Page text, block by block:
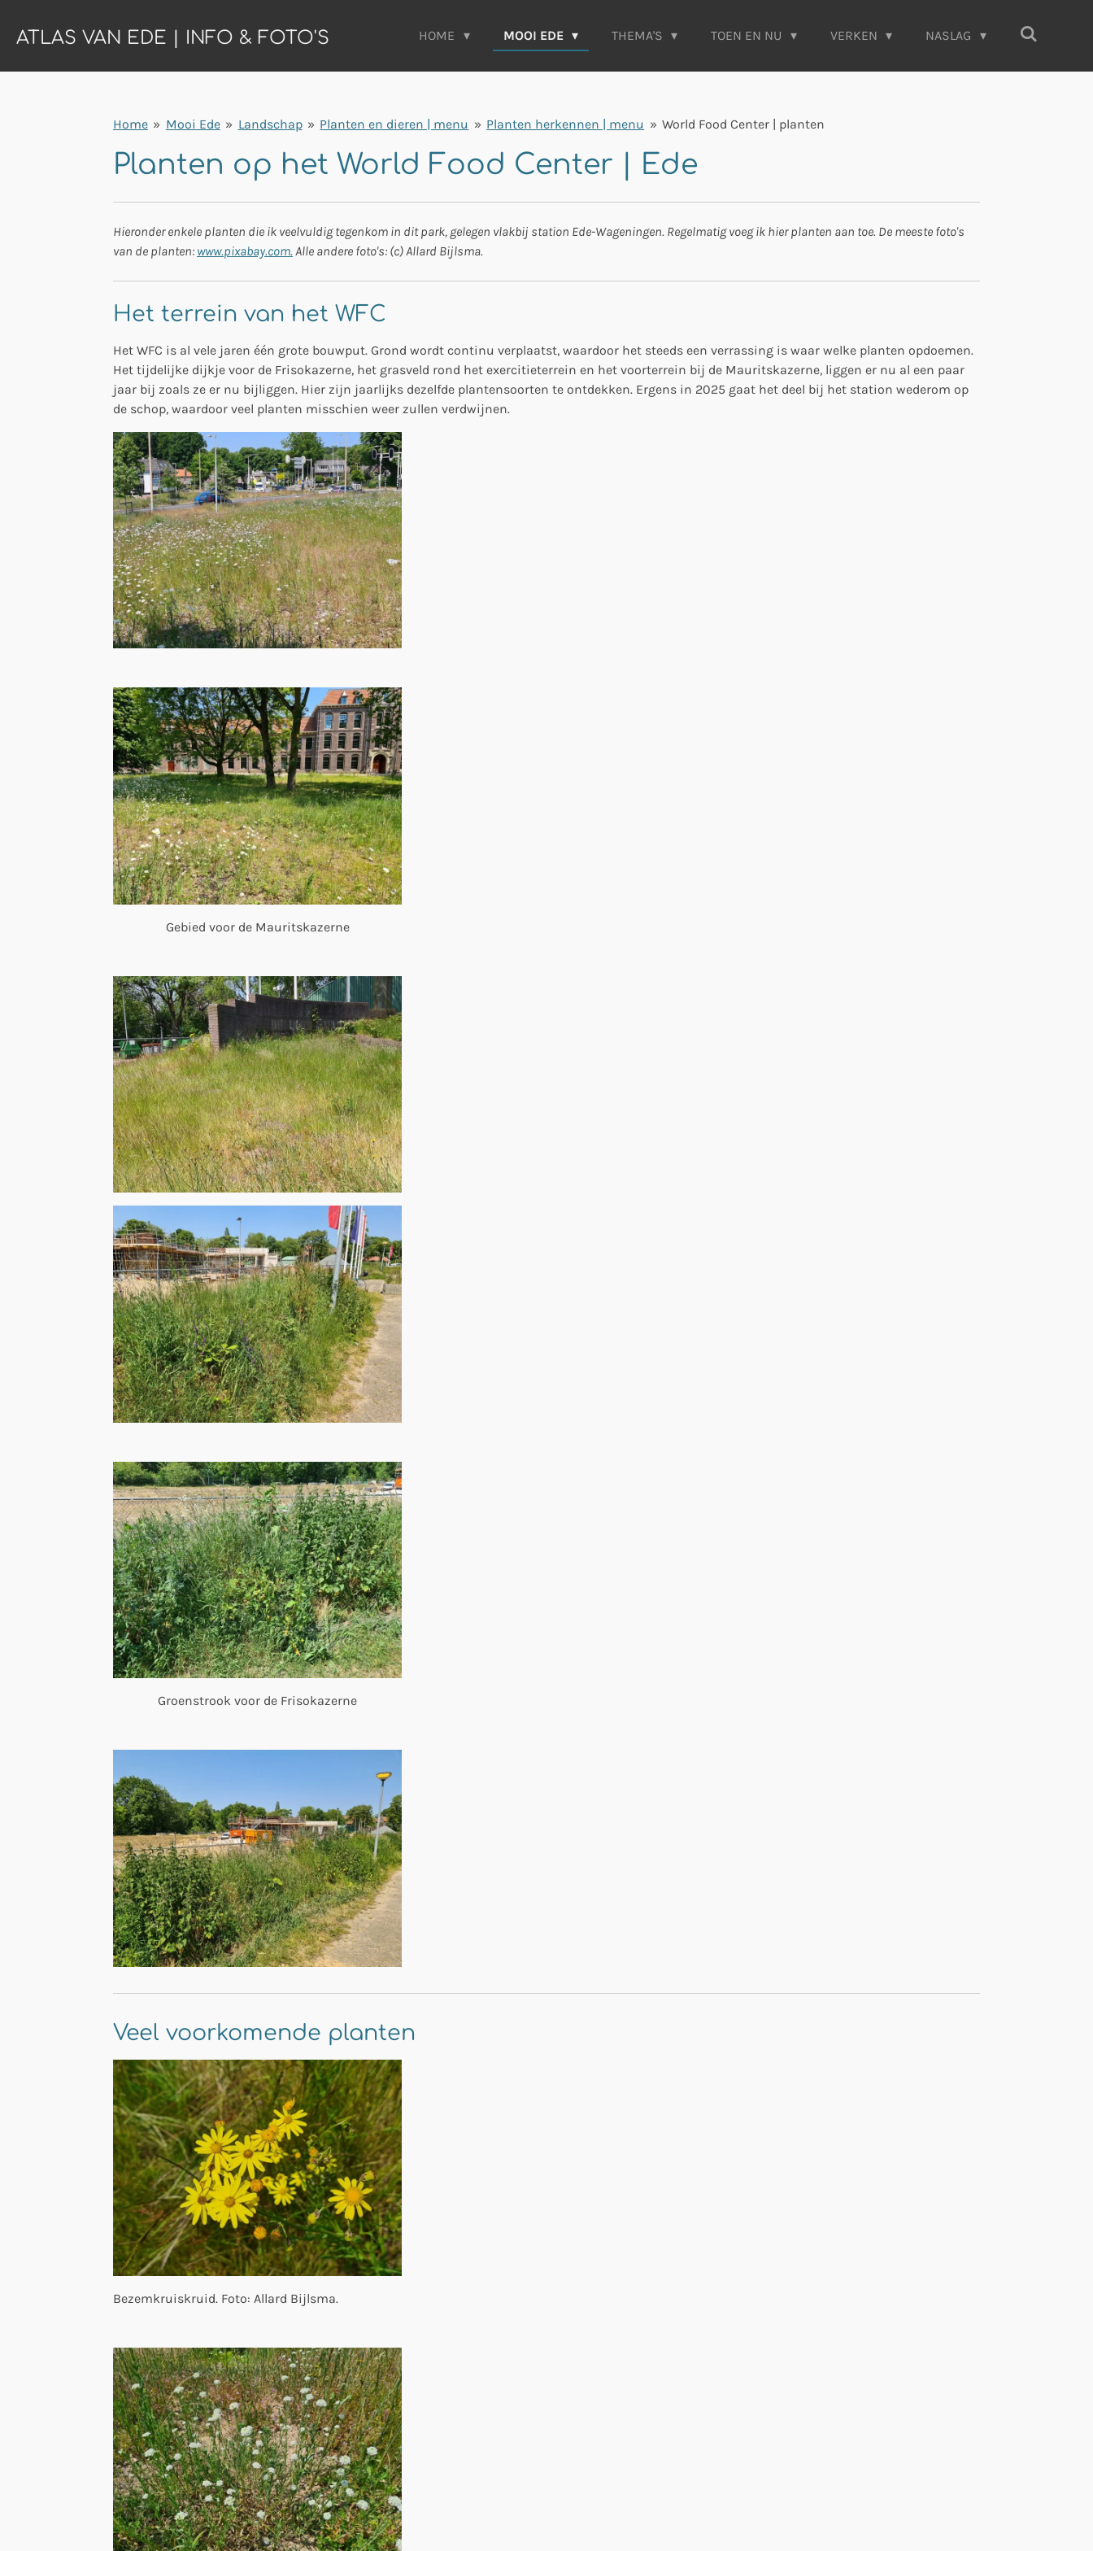
direct
de
ATLAS VAN EDE | INFO & FOTO'S HOME MOOI EDE THEMA'S TOEN EN NU VERKEN NASLAG
Home » Mooi Ede » Landschap » Planten en dieren | menu » Planten herkennen | menu » World Food Center | planten
Planten op het World Food Center | Ede
Hieronder enkele planten die ik veelvuldig tegenkom in dit park, gelegen vlakbij station Ede-Wageningen. Regelmatig voeg ik hier planten aan toe. De meeste foto's
van de planten: www.pixabay.com. Alle andere foto's: (c) Allard Bijlsma.
Het terrein van het WFC
Het WFC is al vele jaren één grote bouwput. Grond wordt continu verplaatst, waardoor het steeds een verrassing is waar welke planten opdoemen.
Het tijdelijke dijkje voor de Frisokazerne, het grasveld rond het exercitieterrein en het voorterrein bij de Mauritskazerne, liggen er nu al een paar
jaar bij zoals ze er nu bijliggen. Hier zijn jaarlijks dezelfde plantensoorten te ontdekken. Ergens in 2025 gaat het deel bij het station wederom op
de schop, waardoor veel planten misschien weer zullen verdwijnen.
Gebied voor de Mauritskazerne
Groenstrook voor de Frisokazerne
Veel voorkomende planten
Bezemkruiskruid. Foto: Allard Bijlsma.